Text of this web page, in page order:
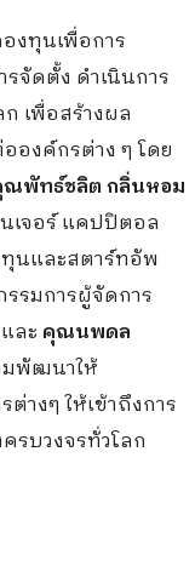
งทุนเพื่อการ
จัดตั้ง ดำเนินการ
เพื่อสร้างผล
องค์กรต่าง ๆ โดย
พัทธ์ชลิต กลิ่นหอม
เจอร์ แคปปิตอล
ทุนและสตาร์ทอัพ
รรมการผู้จัดการ
ละ คุณนพดล
มพัฒนาให้
างๆ ให้เข้าถึงการ
รบวงจรทั่วโลก